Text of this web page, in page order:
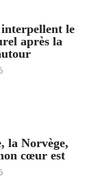
le
après la
la Norvège,
cœur est